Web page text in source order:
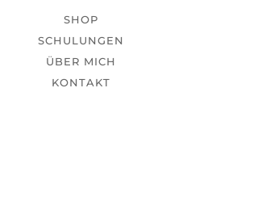
SHOP
SCHULUNGEN
ÜBER MICH
KONTAKT